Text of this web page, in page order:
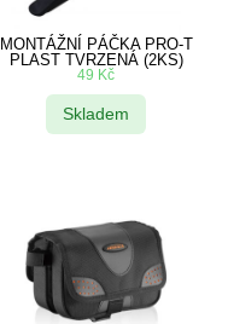
MONTÁŽNÍ PÁČKA PRO-T
PLAST TVRZENÁ (2KS)
49 Kč
Skladem